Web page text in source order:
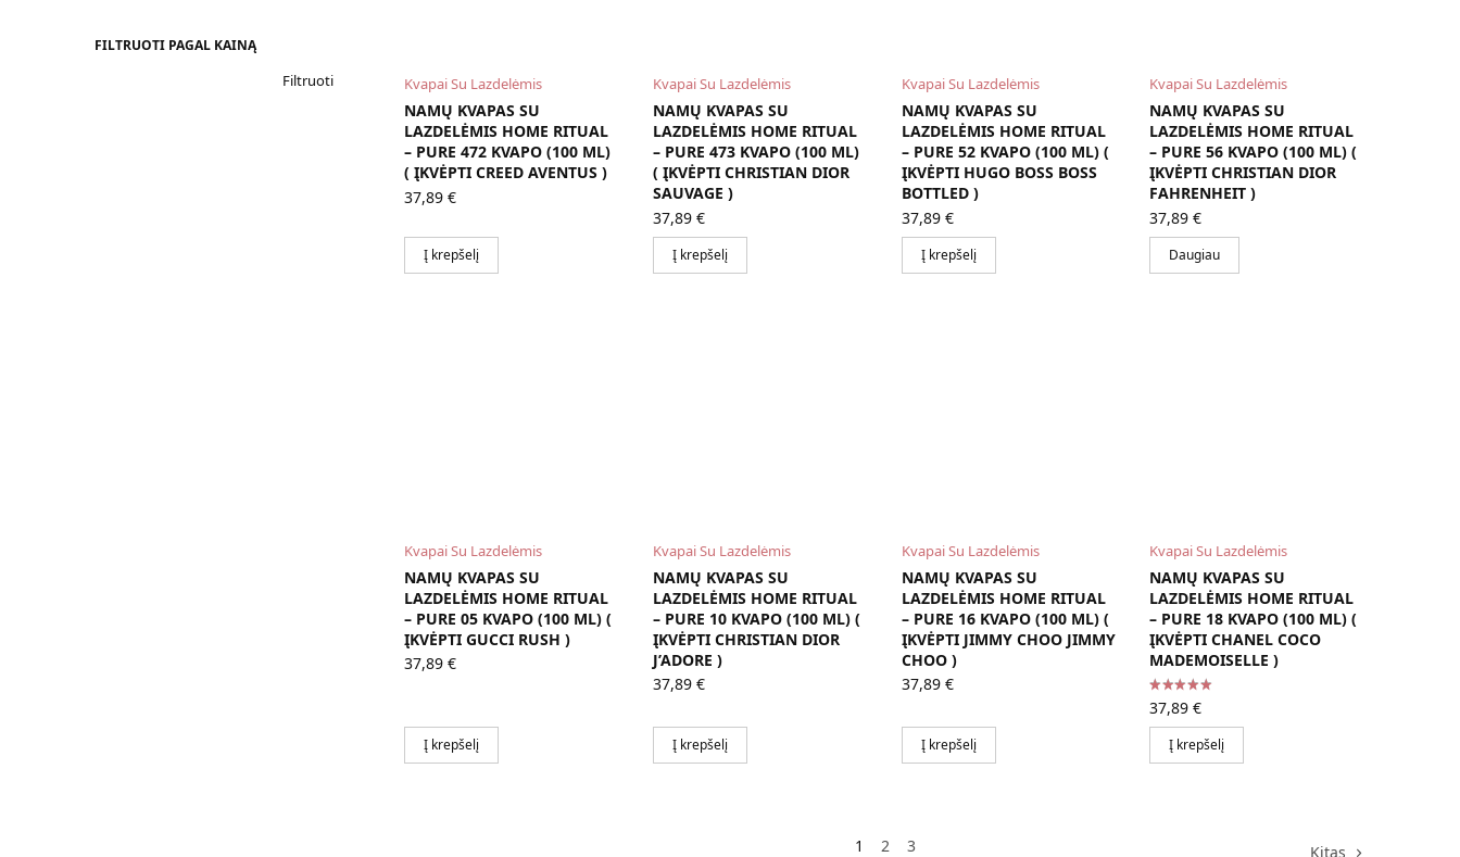
FILTRUOTI PAGAL KAINĄ
Filtruoti Kvapai Su Lazdelėmis
NAMŲ KVAPAS SU
LAZDELĖMIS HOME RITUAL
– PURE 472 KVAPO (100 ML)
( ĮKVĖPTI CREED AVENTUS )
37,89 €
Į krepšelį
Kvapai Su Lazdelėmis
NAMŲ KVAPAS SU
LAZDELĖMIS HOME RITUAL
– PURE 473 KVAPO (100 ML)
( ĮKVĖPTI CHRISTIAN DIOR
SAUVAGE )
37,89 €
Į krepšelį
Kvapai Su Lazdelėmis
NAMŲ KVAPAS SU
LAZDELĖMIS HOME RITUAL
– PURE 52 KVAPO (100 ML) (
ĮKVĖPTI HUGO BOSS BOSS
BOTTLED )
37,89 €
Į krepšelį
Kvapai Su Lazdelėmis
NAMŲ KVAPAS SU
LAZDELĖMIS HOME RITUAL
– PURE 56 KVAPO (100 ML) (
ĮKVĖPTI CHRISTIAN DIOR
FAHRENHEIT )
37,89€
Daugiau
Kvapai Su Lazdelėmis
NAMŲ KVAPAS SU
LAZDELĖMIS HOME RITUAL
– PURE 05 KVAPO (100 ML) (
ĮKVĖPTI GUCCI RUSH )
37,89 €
Į krepšelį
Kvapai Su Lazdelėmis
NAMŲ KVAPAS SU
LAZDELĖMIS HOME RITUAL
– PURE 10 KVAPO (100 ML) (
ĮKVĖPTI CHRISTIAN DIOR
J’ADORE )
37,89 €
Į krepšelį
Kvapai Su Lazdelėmis
NAMŲ KVAPAS SU
LAZDELĖMIS HOME RITUAL
– PURE 16 KVAPO (100 ML) (
ĮKVĖPTI JIMMY CHOO JIMMY
CHOO )
37,89 €
Į krepšelį
Kvapai Su Lazdelėmis
NAMŲ KVAPAS SU
LAZDELĖMIS HOME RITUAL
– PURE 18 KVAPO (100 ML) (
ĮKVĖPTI CHANEL COCO
MADEMOISELLE )
37,89€
Į krepšelį
1 2 3 Kitas